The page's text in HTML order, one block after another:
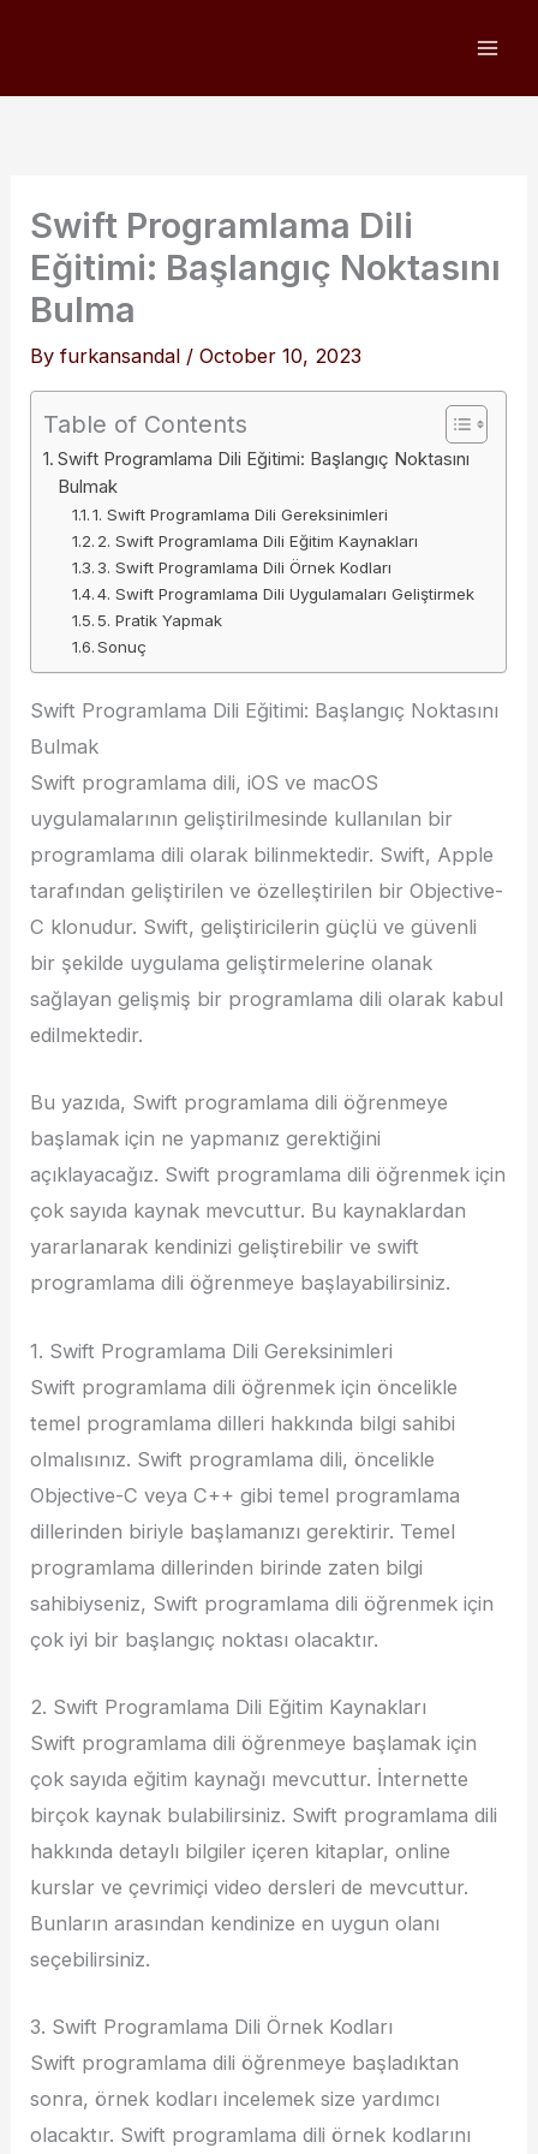
Swift Programlama Dili
Eğitimi: Başlangıç ​​Noktasını
Bulma
Byfurkansandal /October 10, 2023
Table of Contents
Swift Programlama Dili Eğitimi: Başlangıç ​​Noktasını
Bulmak
1. Swift Programlama Dili Gereksinimleri
2. Swift Programlama Dili Eğitim Kaynakları
3. Swift Programlama Dili Örnek Kodları
4. Swift Programlama Dili Uygulamaları Geliştirmek
5. Pratik Yapmak
Sonuç
Swift Programlama Dili Eğitimi: Başlangıç ​​Noktasını
Bulmak
Swift programlama dili, iOS ve macOS
uygulamalarının geliştirilmesinde kullanılan bir
programlama dili olarak bilinmektedir. Swift, Apple
tarafından geliştirilen ve özelleştirilen bir Objective-
C klonudur. Swift, geliştiricilerin güçlü ve güvenli
bir şekilde uygulama geliştirmelerine olanak
sağlayan gelişmiş bir programlama dili olarak kabul
edilmektedir.
Bu yazıda, Swift programlama dili öğrenmeye
başlamak için ne yapmanız gerektiğini
açıklayacağız. Swift programlama dili öğrenmek için
çok sayıda kaynak mevcuttur. Bu kaynaklardan
yararlanarak kendinizi geliştirebilir ve swift
programlama dili öğrenmeye başlayabilirsiniz.
1. Swift Programlama Dili Gereksinimleri
Swift programlama dili öğrenmek için öncelikle
temel programlama dilleri hakkında bilgi sahibi
olmalısınız. Swift programlama dili, öncelikle
Objective-C veya C++ gibi temel programlama
dillerinden biriyle başlamanızı gerektirir. Temel
programlama dillerinden birinde zaten bilgi
sahibiyseniz, Swift programlama dili öğrenmek için
çok iyi bir başlangıç ​​noktası olacaktır.
2. Swift Programlama Dili Eğitim Kaynakları
Swift programlama dili öğrenmeye başlamak için
çok sayıda eğitim kaynağı mevcuttur. İnternette
birçok kaynak bulabilirsiniz. Swift programlama dili
hakkında detaylı bilgiler içeren kitaplar, online
kurslar ve çevrimiçi video dersleri de mevcuttur.
Bunların arasından kendinize en uygun olanı
seçebilirsiniz.
3. Swift Programlama Dili Örnek Kodları
Swift programlama dili öğrenmeye başladıktan
sonra, örnek kodları incelemek size yardımcı
olacaktır. Swift programlama dili örnek kodlarını